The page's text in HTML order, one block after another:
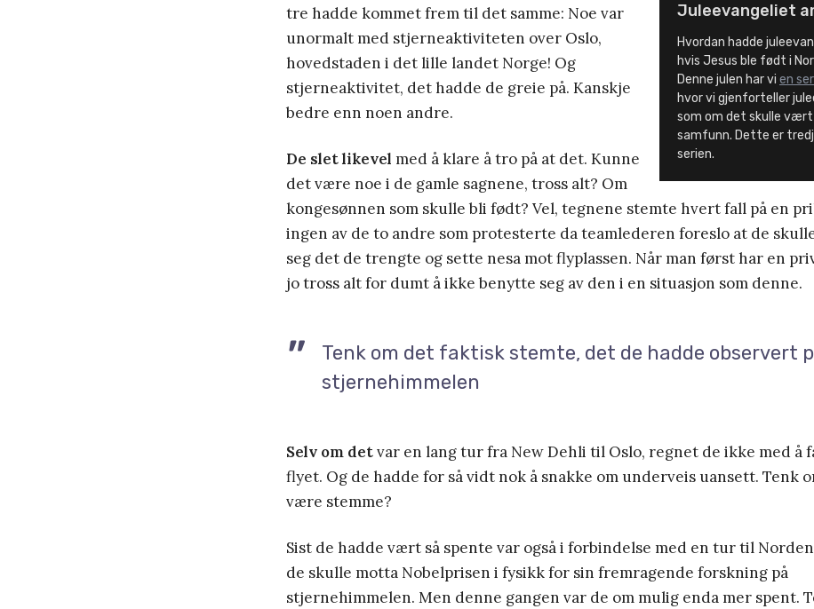
Juleevangeliet
Hvordan hadde
hvis Jesus ble født i
Denne julen har vi en
hvor vi gjenforteller
som om det skulle vært
samfunn. Dette er
serien.
tre hadde kommet frem til det samme: Noe var
unormalt med stjerneaktiviteten over Oslo,
hovedstaden i det lille landet Norge! Og
stjerneaktivitet, det hadde de greie på. Kanskje
bedre enn noen andre.
De slet likevel med å klare å tro på at det. Kunne
det være noe i de gamle sagnene, tross alt? Om
kongesønnen som skulle bli født? Vel, tegnene stemte hvert fall på en
ingen av de to andre som protesterte da teamlederen foreslo at de
seg det de trengte og sette nesa mot flyplassen. Når man først har en
jo tross alt for dumt å ikke benytte seg av den i en situasjon som denne.
Tenk om det faktisk stemte, det de hadde observert
stjernehimmelen
Selv om detvar en lang tur fra New Dehli til Oslo, regnet de ikke med å
flyet. Og de hadde for så vidt nok å snakke om underveis uansett. Tenk
være stemme?
Sist de hadde vært så spente var også i forbindelse med en tur til
de skulle motta Nobelprisen i fysikk for sin fremragende forskning på
stjernehimmelen. Men denne gangen var de om mulig enda mer spent.